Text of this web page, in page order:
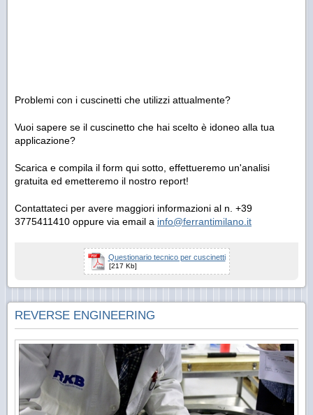
Problemi con i cuscinetti che utilizzi attualmente?
Vuoi sapere se il cuscinetto che hai scelto è idoneo alla tua
applicazione?
Scarica e compila il form qui sotto, effettueremo un'analisi
gratuita ed emetteremo il nostro report!
Contattateci per avere maggiori informazioni al n. +39
3775411410 oppure via email a info@ferrantimilano.it
Questionario tecnico per cuscinetti
[217 Kb]
REVERSE ENGINEERING